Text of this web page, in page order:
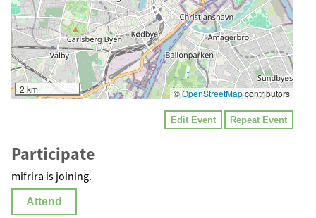
2 km ©OpenStreetMapcontributors
Edit Event Repeat Event
Participate
mifrira is joining.
Attend